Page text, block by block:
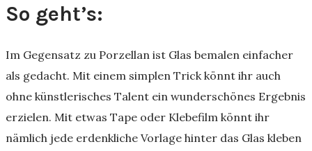
So geht’s:
Im Gegensatz zu Porzellan ist Glas bemalen einfacher
als gedacht. Mit einem simplen Trick könnt ihr auch
ohne künstlerisches Talent ein wunderschönes Ergebnis
erzielen. Mit etwas Tape oder Klebefilm könnt ihr
nämlich jede erdenkliche Vorlage hinter das Glas kleben